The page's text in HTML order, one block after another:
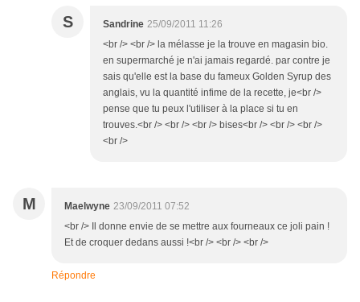
S Sandrine 25/09/2011 11:26
<br /> <br /> la mélasse je la trouve en magasin bio.
en supermarché je n'ai jamais regardé. par contre je
sais qu'elle est la base du fameux Golden Syrup des
anglais, vu la quantité infime de la recette, je<br />
pense que tu peux l'utiliser à la place si tu en
trouves.<br /> <br /> <br /> bises<br /> <br /> <br />
<br />
M Maelwyne 23/09/2011 07:52
<br /> Il donne envie de se mettre aux fourneaux ce joli pain !
Et de croquer dedans aussi !<br /> <br /> <br />
Répondre